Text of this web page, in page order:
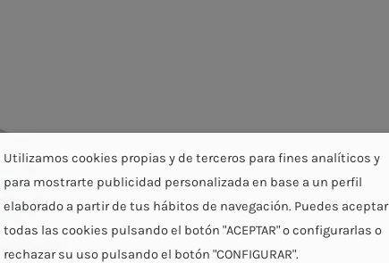
Utilizamos cookies propias y de terceros para fines analíticos y
para mostrarte publicidad personalizada en base a un perfil
elaborado a partir de tus hábitos de navegación. Puedes aceptar
todas las cookies pulsando el botón "ACEPTAR" o configurarlas o
rechazar su uso pulsando el botón "CONFIGURAR".